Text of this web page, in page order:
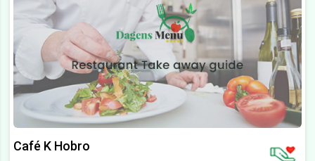
Café K Hobro